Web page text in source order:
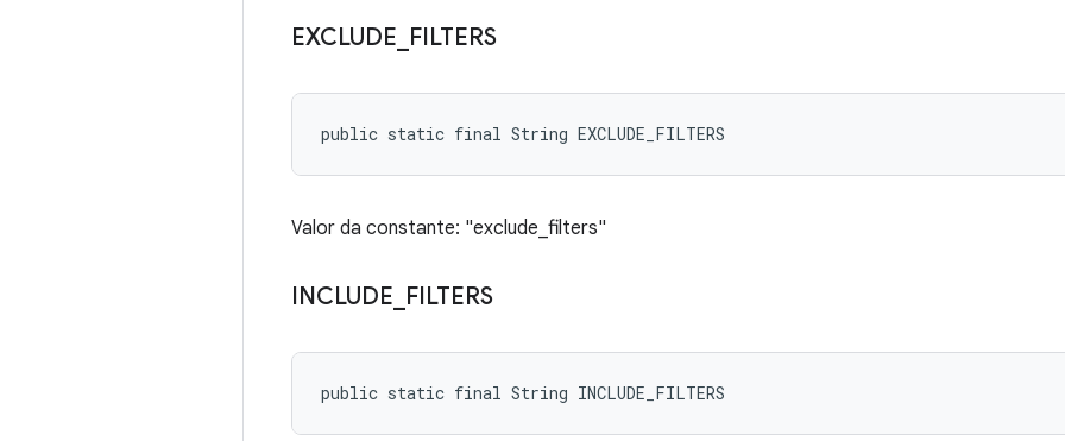
EXCLUDE FILTERS
public static final String EXCLUDE_FILTERS
Valor da constante: "exclude_filters"
INCLUDE FILTERS
public static final String INCLUDE_FILTERS